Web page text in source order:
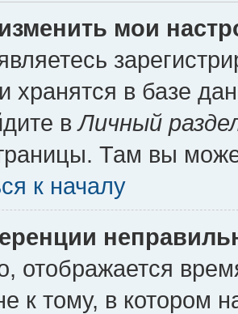
мои
хранятся в базе
вЛичный
Там вы
к началу
отображается
к тому, в котором